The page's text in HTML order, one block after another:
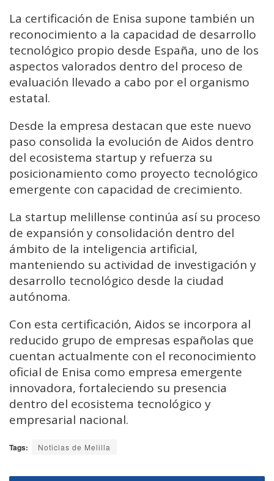
La certificación de Enisa supone también un
reconocimiento a la capacidad de desarrollo
tecnológico propio desde España, uno de los
aspectos valorados dentro del proceso de
evaluación llevado a cabo por el organismo
estatal.
Desde la empresa destacan que este nuevo
paso consolida la evolución de Aidos dentro
del ecosistema startup y refuerza su
posicionamiento como proyecto tecnológico
emergente con capacidad de crecimiento.
La startup melillense continúa así su proceso
de expansión y consolidación dentro del
ámbito de la inteligencia artificial,
manteniendo su actividad de investigación y
desarrollo tecnológico desde la ciudad
autónoma.
Con esta certificación, Aidos se incorpora al
reducido grupo de empresas españolas que
cuentan actualmente con el reconocimiento
oficial de Enisa como empresa emergente
innovadora, fortaleciendo su presencia
dentro del ecosistema tecnológico y
empresarial nacional.
Tags: Noticias de Melilla